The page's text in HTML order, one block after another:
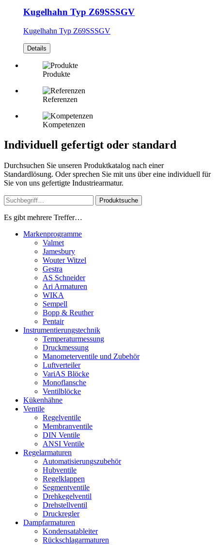
Kugelhahn Typ Z69SSSGV
Kugelhahn Typ Z69SSSGV
Details
Produkte
Referenzen
Kompetenzen
Individuell gefertigt oder standard
Durchsuchen Sie unseren Produktkatalog nach einer
Standardlösung. Oder sprechen Sie mit uns über eine individuell für
Sie von uns gefertigte Industriearmatur.
Produktsuche
Es gibt mehrere Treffer…
Markenprogramme
Valmet
Jamesbury
Wouter Witzel
Gestra
AS Schneider
Ari Armaturen
WIKA
Sempell
Bopp & Reuther
Pentair
Instrumentierungs­technik
Temperaturmessung
Druckmessung
Manometerventile und Zubehör
Luftverteiler
VariAS Blöcke
Monoflansche
Ventilblöcke
Kükenhähne
Ventile
Regelventile
Membranventile
DIN Ventile
ANSI Ventile
Regelarmaturen
Automatisierungszubehör
Hubventile
Regelklappen
Segmentventile
Drehkegelventil
Drehstellventil
Druckregler
Dampfarmaturen
Kondensatableiter
Rückschlagarmaturen